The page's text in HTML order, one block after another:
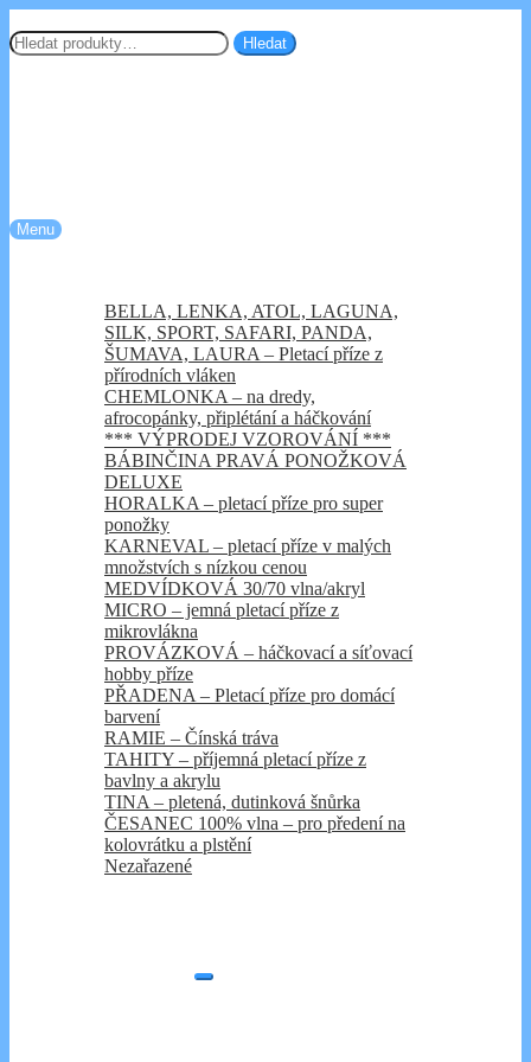
na
navigaci
k
obsahu
Hledat:
Hledat
Menu
BELLA, LENKA, ATOL, LAGUNA,
SILK, SPORT, SAFARI, PANDA,
ŠUMAVA, LAURA – Pletací příze z
přírodních vláken
CHEMLONKA – na dredy,
afrocopánky, připlétání a háčkování
*** VÝPRODEJ VZOROVÁNÍ ***
BÁBINČINA PRAVÁ PONOŽKOVÁ
DELUXE
HORALKA – pletací příze pro super
ponožky
KARNEVAL – pletací příze v malých
množstvích s nízkou cenou
MEDVÍDKOVÁ 30/70 vlna/akryl
MICRO – jemná pletací příze z
mikrovlákna
PROVÁZKOVÁ – háčkovací a síťovací
hobby příze
PŘADENA – Pletací příze pro domácí
barvení
RAMIE – Čínská tráva
TAHITY – příjemná pletací příze z
bavlny a akrylu
TINA – pletená, dutinková šnůrka
ČESANEC 100% vlna – pro předení na
kolovrátku a plstění
Nezařazené
Expand